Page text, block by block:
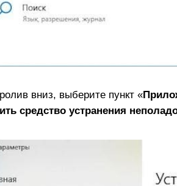
вниз, выберите пункт «
средство устранения